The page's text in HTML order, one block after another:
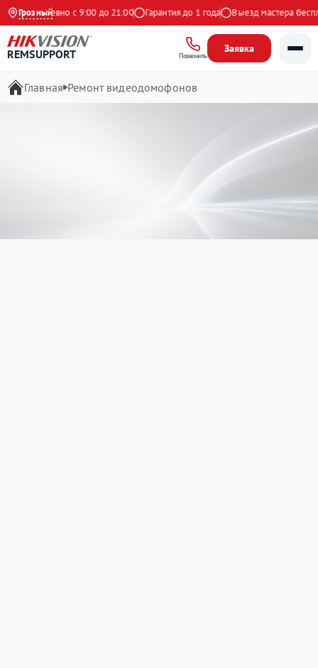
Грозный
Ежедневно с 9:00 до 21:00 Гарантия до 1 года Выезд мастера бесплатно
REMSUPPORT Позвонить
Заявка
Главная Ремонт видеодомофонов